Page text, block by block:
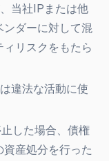
当社IPまたは他
ダーに対して混
リスクをもたら
違法な活動に使
した場合、債権
産処分を行った